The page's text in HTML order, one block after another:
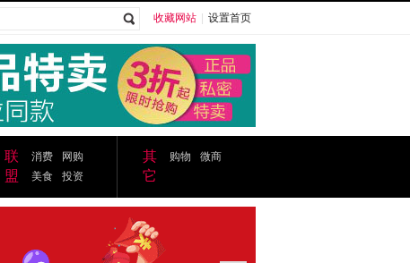
收藏网站 设置首页
联
盟
消费
网购
美食
投资
其
它
购物 微商